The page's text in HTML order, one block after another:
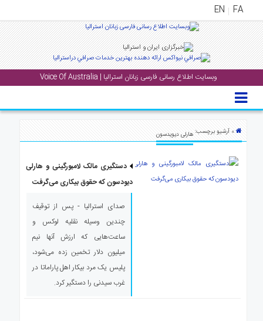
FA
EN
وبسایت اطلاع رسانی فارسی زبانان استرالیا | Voice Of Australia
منوی
اصلی
جشن» آرشیو برچسب:هارلی دیویدسون
دستگیری مالک لامبورگینی و هارلی
دیودسون که حقوق بیکاری می‌گرفت
صدای استرالیا - پس از توقیف
چندین وسیله نقلیه لوکس و
ساعت‌هایی که ارزش آنها نیم
میلیون دلار تخمین زده می‌شود،
پلیس یک مرد بیکار اهل پاراماتا در
غرب سیدنی را دستگیر کرد.